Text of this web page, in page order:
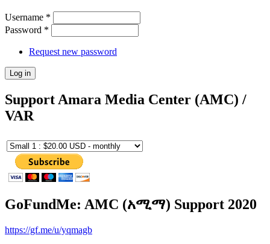
Username *
Password *
Request new password
Support Amara Media Center (AMC) /
VAR
GoFundMe: AMC (አሚማ) Support 2020
https://gf.me/u/yqmagb